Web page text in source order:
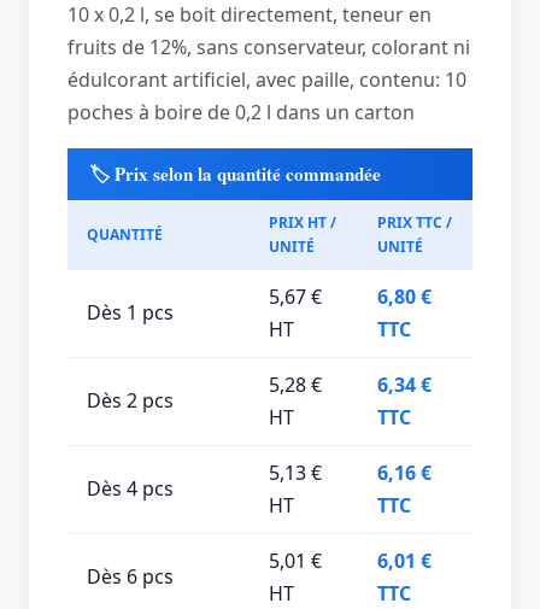
10 x 0,2 l, se boit directement, teneur en
fruits de 12%, sans conservateur, colorant ni
édulcorant artificiel, avec paille, contenu: 10
poches à boire de 0,2 l dans un carton
🏷️ Prix selon la quantité commandée
QUANTITÉ
PRIX HT /
UNITÉ
PRIX TTC /
UNITÉ
Dès 1 pcs
5,67 €
HT
6,80 €
TTC
Dès 2 pcs
5,28 €
HT
6,34 €
TTC
Dès 4 pcs
5,13 €
HT
6,16 €
TTC
Dès 6 pcs
5,01 €
HT
6,01 €
TTC